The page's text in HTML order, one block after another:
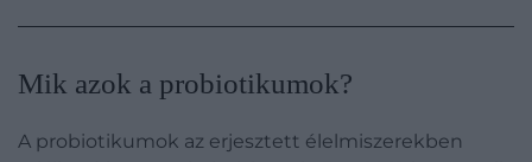
Mik azok a probiotikumok?
A probiotikumok az erjesztett élelmiszerekben